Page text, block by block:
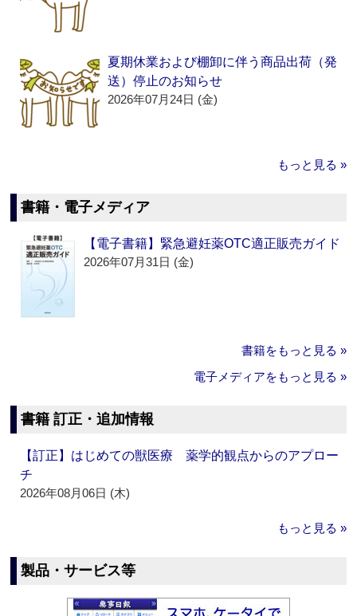
夏期休業および棚卸に伴う商品出荷（発
送）停止のお知らせ
2026年07月24日 (金)
もっと見る »
書籍・電子メディア
【電子書籍】緊急避妊薬OTC適正販売ガイド
2026年07月31日 (金)
書籍をもっと見る »
電子メディアをもっと見る »
書籍 訂正・追加情報
【訂正】はじめての獣医療 薬学的観点からのアプロー
チ
2026年08月06日 (木)
もっと見る »
製品・サービス等